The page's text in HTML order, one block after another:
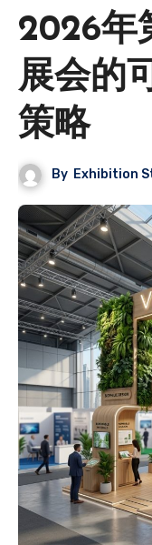
2026年
展会的
策略
By Exhibition